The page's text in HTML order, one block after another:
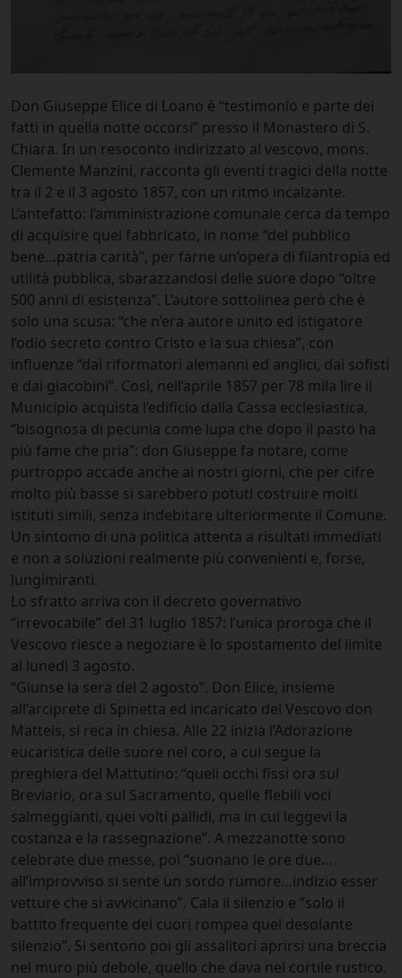
Don Giuseppe Elice di Loano è “testimonio e parte dei
fatti in quella notte occorsi” presso il Monastero di S.
Chiara. In un resoconto indirizzato al vescovo, mons.
Clemente Manzini, racconta gli eventi tragici della notte
tra il 2 e il 3 agosto 1857, con un ritmo incalzante.
L’antefatto: l’amministrazione comunale cerca da tempo
di acquisire quel fabbricato, in nome “del pubblico
bene…patria carità”, per farne un’opera di filantropia ed
utilità pubblica, sbarazzandosi delle suore dopo “oltre
500 anni di esistenza”. L’autore sottolinea però che è
solo una scusa: “che n’era autore unito ed istigatore
l’odio secreto contro Cristo e la sua chiesa”, con
influenze “dai riformatori alemanni ed anglici, dai sofisti
e dai giacobini”. Così, nell’aprile 1857 per 78 mila lire il
Municipio acquista l’edificio dalla Cassa ecclesiastica,
“bisognosa di pecunia come lupa che dopo il pasto ha
più fame che pria”: don Giuseppe fa notare, come
purtroppo accade anche ai nostri giorni, che per cifre
molto più basse si sarebbero potuti costruire molti
istituti simili, senza indebitare ulteriormente il Comune.
Un sintomo di una politica attenta a risultati immediati
e non a soluzioni realmente più convenienti e, forse,
lungimiranti.
Lo sfratto arriva con il decreto governativo
“irrevocabile” del 31 luglio 1857: l’unica proroga che il
Vescovo riesce a negoziare è lo spostamento del limite
al lunedì 3 agosto.
“Giunse la sera del 2 agosto”. Don Elice, insieme
all’arciprete di Spinetta ed incaricato del Vescovo don
Matteis, si reca in chiesa. Alle 22 inizia l’Adorazione
eucaristica delle suore nel coro, a cui segue la
preghiera del Mattutino: “queli occhi fissi ora sul
Breviario, ora sul Sacramento, quelle flebili voci
salmeggianti, quei volti pallidi, ma in cui leggevi la
costanza e la rassegnazione”. A mezzanotte sono
celebrate due messe, poi “suonano le ore due…
all’improvviso si sente un sordo rumore…indizio esser
vetture che si avvicinano”. Cala il silenzio e “solo il
battito frequente dei cuori rompea quel desolante
silenzio”. Si sentono poi gli assalitori aprirsi una breccia
nel muro più debole, quello che dava nel cortile rustico.